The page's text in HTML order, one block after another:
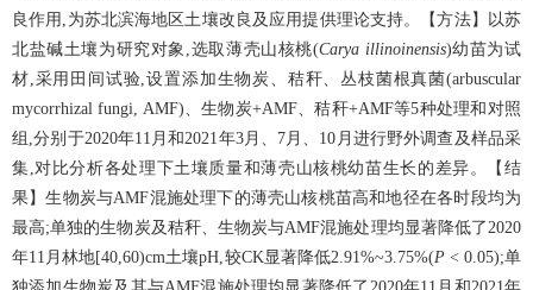
良作用,为苏北滨海地区土壤改良及应用提供理论支持。【方法】以苏
北盐碱土壤为研究对象,选取薄壳山核桃(Carya illinoinensis)幼苗为试
材,采用田间试验,设置添加生物炭、秸秆、丛枝菌根真菌(arbuscular
mycorrhizal fungi, AMF)、生物炭+AMF、秸秆+AMF等5种处理和对照
组,分别于2020年11月和2021年3月、7月、10月进行野外调查及样品采
集,对比分析各处理下土壤质量和薄壳山核桃幼苗生长的差异。【结
果】生物炭与AMF混施处理下的薄壳山核桃苗高和地径在各时段均为
最高;单独的生物炭及秸秆、生物炭与AMF混施处理均显著降低了2020
年11月林地[40,60)cm土壤pH,较CK显著降低2.91%~3.75%(P< 0.05);单